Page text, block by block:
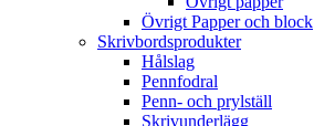
Övrigt Papper och block
Skrivbordsprodukter
Hålslag
Pennfodral
Penn- och prylställ
Skrivunderlägg